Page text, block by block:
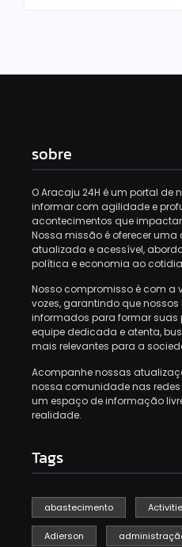
sobre
O Aracaju 24H é um portal
informar com agilidade e
acontecimentos que
Nossa missão é oferecer
atualizada e acessível,
política e economia ao
Nosso compromisso é com a
vozes, garantindo que
informados para formar suas
equipe dedicada e atenta,
mais relevantes para a
Acompanhe nossas
nossa comunidade nas
um espaço de informação
realidade.
Tags
abastecimento
Adierson